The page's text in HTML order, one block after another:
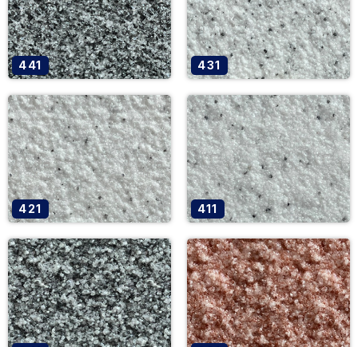
441 431
421 411